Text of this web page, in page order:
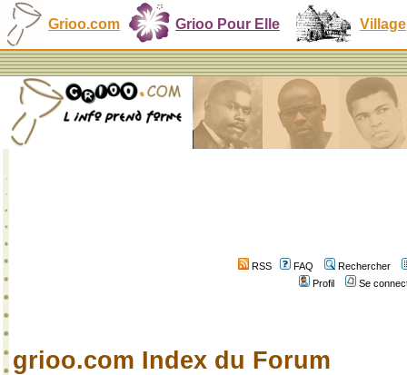
Grioo.com Grioo Pour Elle Village
RSS FAQ
Rechercher
Profil
Se
grioo.com Index du Forum